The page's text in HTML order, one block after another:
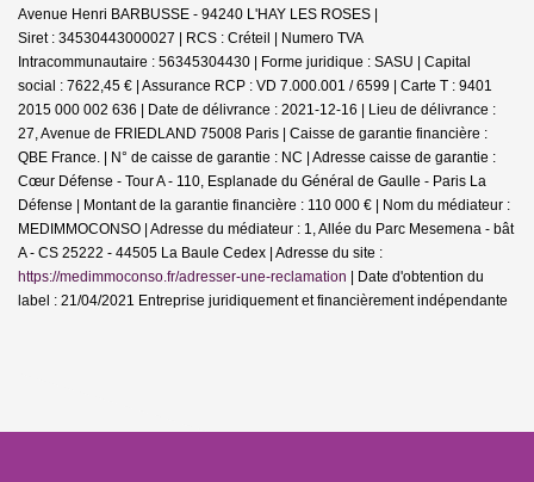
Avenue Henri BARBUSSE - 94240 L'HAY LES ROSES |
Siret : 34530443000027 | RCS : Créteil | Numero TVA
Intracommunautaire : 56345304430 | Forme juridique : SASU | Capital
social : 7622,45 € | Assurance RCP : VD 7.000.001 / 6599 | Carte T : 9401
2015 000 002 636 | Date de délivrance : 2021-12-16 | Lieu de délivrance :
27, Avenue de FRIEDLAND 75008 Paris | Caisse de garantie financière :
QBE France. | N° de caisse de garantie : NC | Adresse caisse de garantie :
Cœur Défense - Tour A - 110, Esplanade du Général de Gaulle - Paris La
Défense | Montant de la garantie financière : 110 000 € | Nom du médiateur :
MEDIMMOCONSO | Adresse du médiateur : 1, Allée du Parc Mesemena - bât
A - CS 25222 - 44505 La Baule Cedex | Adresse du site :
https://medimmoconso.fr/adresser-une-reclamation | Date d'obtention du
label : 21/04/2021 Entreprise juridiquement et financièrement indépendante